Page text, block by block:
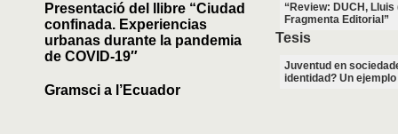
Presentació del llibre “Ciudad
confinada. Experiencias
urbanas durante la pandemia
de COVID-19″
Gramsci a l’Ecuador
“Review: DUCH,
Fragmenta Editorial”
Tesis
Juventud en
identidad? Un